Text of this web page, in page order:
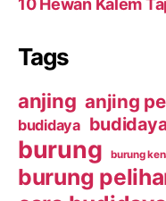
10 Hewan Kalem
Tags
anjing anjing
budidaya
burung burung
burung